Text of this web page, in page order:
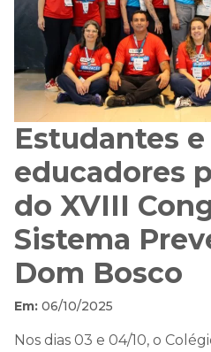
Estudantes e
educadores
do XVIII
Sistema
Dom Bosco
Em: 06/10/2025
Nos dias 03 e 04/10, o